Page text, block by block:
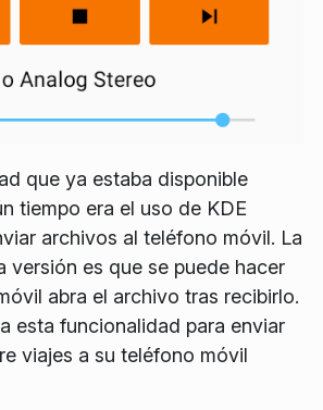
que ya estaba disponible
tiempo era el uso de KDE
archivos al teléfono móvil. La
versión es que se puede hacer
abra el archivo tras recibirlo.
esta funcionalidad para enviar
viajes a su teléfono móvil